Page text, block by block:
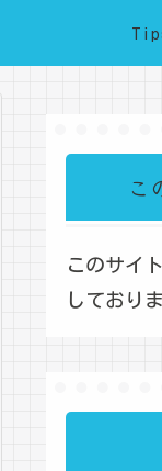
こ
このサイ
しており